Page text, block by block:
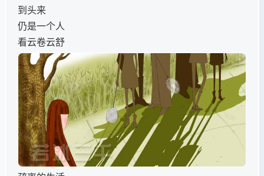
到头来
仍是一个人
看云卷云舒